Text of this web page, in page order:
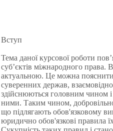
Вступ
Тема даної курсової роботи
суб’єктів міжнародного
актуальною. Це можна пояснити
суверенних держав,
здійснюються головним чином
ними. Таким чином,
що підлягають обов'язковому
юридично обов'язкові правила